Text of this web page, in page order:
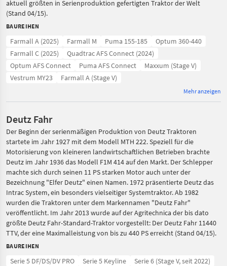
aktuell größten in Serienproduktion gefertigten Traktor der Welt
(Stand 04/15).
BAUREIHEN
Farmall A (2025) Farmall M Puma 155-185
Optum 360-440
Farmall C (2025)
Quadtrac AFS Connect (2024)
Optum AFS Connect
Puma AFS Connect
Maxxum (Stage V)
Vestrum MY23
Farmall A (Stage V)
Mehr anzeigen
Deutz Fahr
Der Beginn der serienmäßigen Produktion von Deutz Traktoren
startete im Jahr 1927 mit dem Modell MTH 222. Speziell für die
Motorisierung von kleineren landwirtschaftlichen Betrieben brachte
Deutz im Jahr 1936 das Modell F1M 414 auf den Markt. Der Schlepper
machte sich durch seinen 11 PS starken Motor auch unter der
Bezeichnung "Elfer Deutz" einen Namen. 1972 präsentierte Deutz das
Intrac System, ein besonders vielseitiger Systemtraktor. Ab 1982
wurden die Traktoren unter dem Markennamen "Deutz Fahr"
veröffentlicht. Im Jahr 2013 wurde auf der Agritechnica der bis dato
größte Deutz Fahr-Standard-Traktor vorgestellt: Der Deutz Fahr 11440
TTV, der eine Maximalleistung von bis zu 440 PS erreicht (Stand 04/15).
BAUREIHEN
Serie 5 DF/DS/DV PRO Serie 5 Keyline
Serie 6 (Stage V, seit 2022)